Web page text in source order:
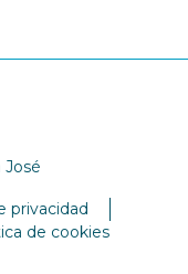
José
privacidad
de cookies